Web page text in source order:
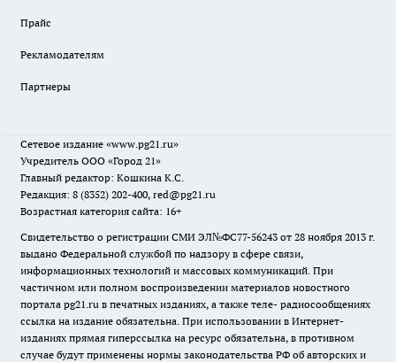
Прайс
Рекламодателям
Партнеры
Сетевое издание «www.pg21.ru»
Учредитель ООО «Город 21»
Главный редактор: Кошкина К.С.
Редакция: 8 (8352) 202-400, red@pg21.ru
Возрастная категория сайта: 16+
Свидетельство о регистрации СМИ ЭЛ№ФС77-56243 от 28 ноября 2013 г.
выдано Федеральной службой по надзору в сфере связи,
информационных технологий и массовых коммуникаций. При
частичном или полном воспроизведении материалов новостного
портала pg21.ru в печатных изданиях, а также теле- радиосообщениях
ссылка на издание обязательна. При использовании в Интернет-
изданиях прямая гиперссылка на ресурс обязательна, в противном
случае будут применены нормы законодательства РФ об авторских и